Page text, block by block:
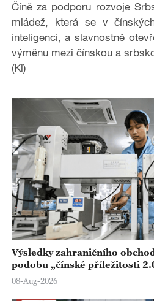
Číně za podporu rozvoje
mládež, která se v
inteligenci, a slavnostně
výměnu mezi čínskou a
(Kl)
Výsledky zahraničního
podobu „čínské příležitosti
08-Aug-2026